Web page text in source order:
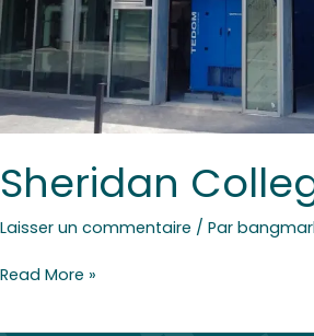
Sheridan
Laisser un commentaire / Par
Read More »